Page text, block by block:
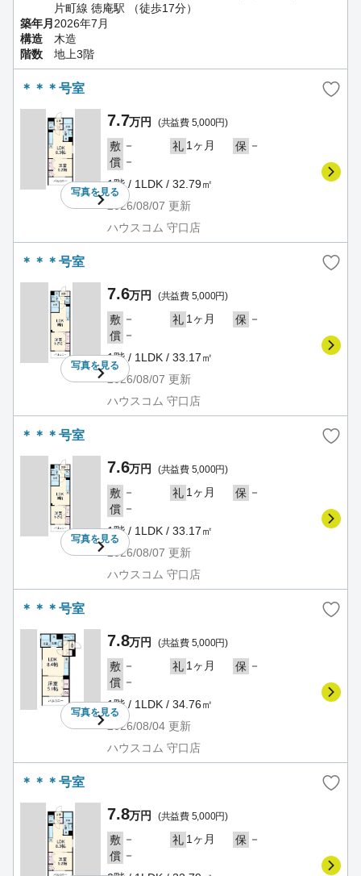
片町線 徳庵駅 （徒歩17分）
築年月2026年7月
構造
木造
階数
地上3階
＊＊＊号室
写真を見る
7.7万円 (共益費 5,000円)
敷 － 礼 1ヶ月 保 －
償 －
1階 / 1LDK / 32.79㎡
2026/08/07 更新
ハウスコム 守口店
＊＊＊号室
写真を見る
7.6万円 (共益費 5,000円)
敷 － 礼 1ヶ月 保 －
償 －
1階 / 1LDK / 33.17㎡
2026/08/07 更新
ハウスコム 守口店
＊＊＊号室
写真を見る
7.6万円 (共益費 5,000円)
敷 － 礼 1ヶ月 保 －
償 －
1階 / 1LDK / 33.17㎡
2026/08/07 更新
ハウスコム 守口店
＊＊＊号室
写真を見る
7.8万円 (共益費 5,000円)
敷 － 礼 1ヶ月 保 －
償 －
1階 / 1LDK / 34.76㎡
2026/08/04 更新
ハウスコム 守口店
＊＊＊号室
7.8万円 (共益費 5,000円)
敷 － 礼 1ヶ月 保 －
償 －